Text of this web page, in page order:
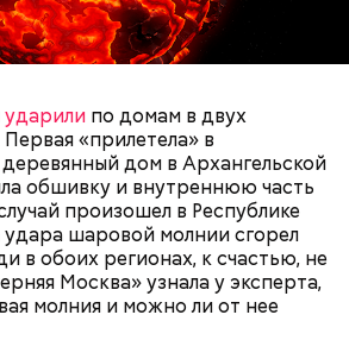
ударили по домам в двух
«прилетела» в
дом в Архангельской
обшивку и внутреннюю часть
произошел в Республике
шаровой молнии сгорел
в обоих регионах, к счастью, не
Москва» узнала у эксперта,
молния и можно ли от нее
даже часто не оставляя
стекает, растекается. Может
в двухметровое.
шар, и проходит.
ПОГОДА
не знали о масштабах
аварий раньше не случалось.
страха.